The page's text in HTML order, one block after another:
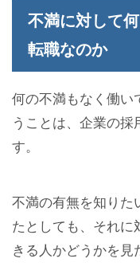
不満に対して
転職なのか
何の不満もなく働い
うことは、企業の採
す。
不満の有無を知りた
たとしても、それに
きる人かどうかを見